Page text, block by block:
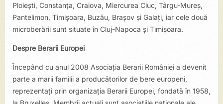
Ploieşti, Constanța, Craiova, Miercurea Ciuc, Târgu-Mureş,
Pan­telimon, Timişoara, Buzău, Braşov și Galați, iar cele două
microberării sunt situate în Cluj-Napoca și Timișoara.
Despre Berarii Europei
Începând cu anul 2008 Asociația Berarii României a devenit
parte a marii familii a producătorilor de bere europeni,
reprezentați prin organizația Berarii Europei, fondată în 1958,